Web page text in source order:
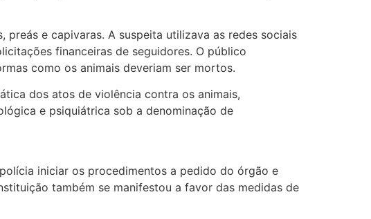
e capivaras. A suspeita utilizava as redes sociais
financeiras de seguidores. O público
como os animais deveriam ser mortos.
dos atos de violência contra os animais,
e psiquiátrica sob a denominação de
iniciar os procedimentos a pedido do órgão e
também se manifestou a favor das medidas de